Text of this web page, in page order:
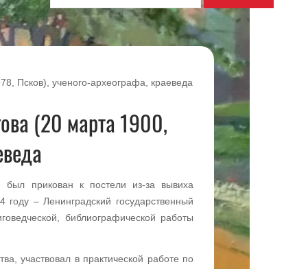
Псков), ученого-археографа, краеведа
(20 марта 1900,
прикован к постели из-за вывиха
– Ленинградский государственный
библиографической работы
участвовал в практической работе по